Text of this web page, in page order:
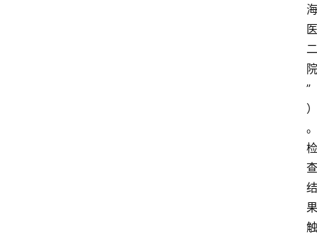
海
医
二
院
”
）
。
检
查
结
果
触